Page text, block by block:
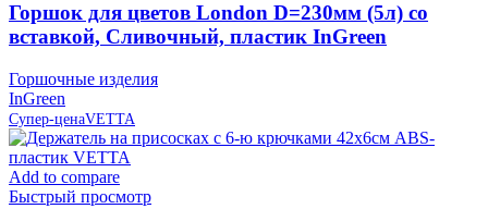
Горшок для цветов London D=230мм (5л) со
вставкой, Сливочный, пластик InGreen
Горшочные изделия
InGreen
Супер-ценаVETTA
Add to compare
Быстрый просмотр